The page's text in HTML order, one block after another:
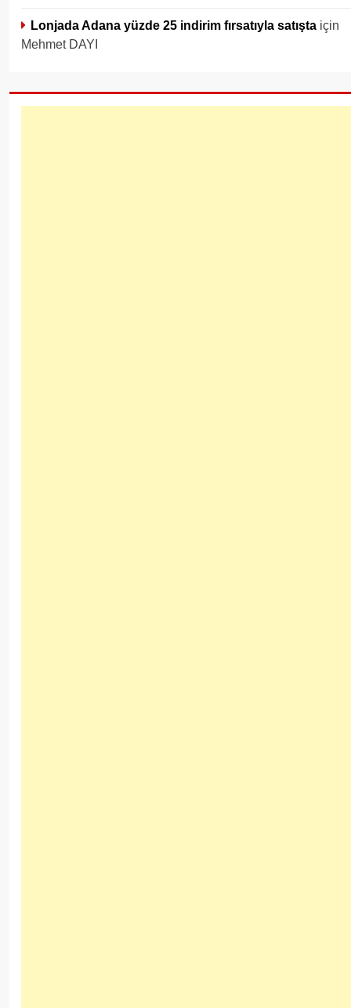
Lonjada Adana yüzde 25 indirim fırsatıyla satışta için
Mehmet DAYI